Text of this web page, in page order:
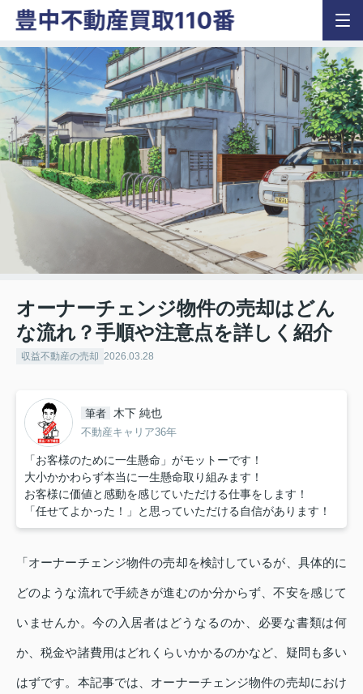
オーナーチェンジ物件の売却はどん
な流れ？手順や注意点を詳しく紹介
収益不動産の売却 2026.03.28
筆者 木下 純也
不動産キャリア36年
「お客様のために一生懸命」がモットーです！
大小かかわらず本当に一生懸命取り組みます！
お客様に価値と感動を感じていただける仕事をします！
「任せてよかった！」と思っていただける自信があります！
「オーナーチェンジ物件の売却を検討しているが、具体的に
どのような流れで手続きが進むのか分からず、不安を感じて
いませんか。今の入居者はどうなるのか、必要な書類は何
か、税金や諸費用はどれくらいかかるのかなど、疑問も多い
はずです。本記事では、オーナーチェンジ物件の売却におけ